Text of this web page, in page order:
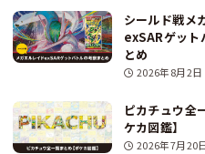
シールド戦メ
exSARゲット
とめ
2026年8月2日
ピカチュウ全
ケカ図鑑】
2026年7月20